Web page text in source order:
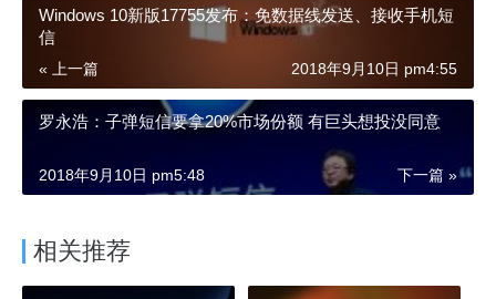
Windows 10新版17755发布：免数据线发送、接收手机短
信
« 上一篇 2018年9月10日 pm4:55
罗永浩：子弹短信要拿20%市场份额 有巨头想投没同意
下一篇 »
2018年9月10日 pm5:48
相关推荐